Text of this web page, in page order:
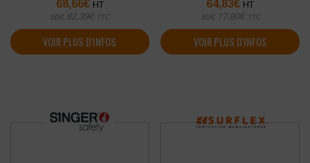
68,66€ HT
soit 82,39€ TTC
VOIR PLUS D'INFOS
64,83€ HT
soit 77,80€ TTC
VOIR PLUS D'INFOS